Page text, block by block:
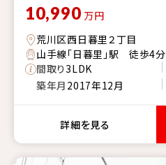
10,990 万円
荒川区西日暮里２丁目
山手線「日暮里」駅 徒歩4分
間取り3LDK
築年月 2017年12月
詳細を見る